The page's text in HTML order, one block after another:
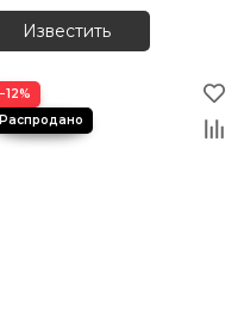
Известить
−12%